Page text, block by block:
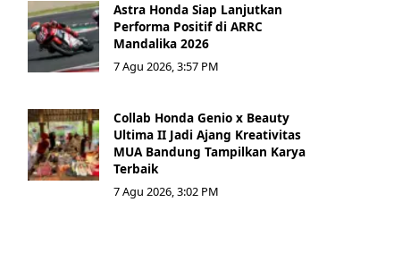
Astra Honda Siap Lanjutkan
Performa Positif di ARRC
Mandalika 2026
7 Agu 2026, 3:57 PM
Collab Honda Genio x Beauty
Ultima II Jadi Ajang Kreativitas
MUA Bandung Tampilkan Karya
Terbaik
7 Agu 2026, 3:02 PM